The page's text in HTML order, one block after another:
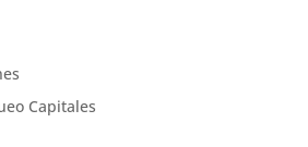
Capitales